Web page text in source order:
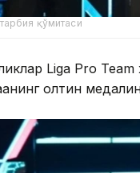
қўмитаси
Liga Pro
олтин